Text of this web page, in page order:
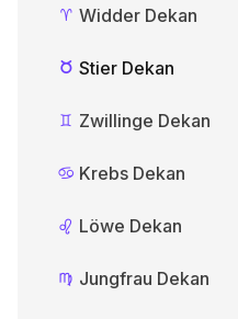
A Widder Dekan
B Stier Dekan
C Zwillinge Dekan
D Krebs Dekan
E Löwe Dekan
F Jungfrau Dekan